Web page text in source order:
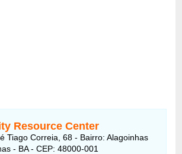
Resource Center
Tiago Correia, 68 - Bairro: Alagoinhas
- BA - CEP: 48000-001